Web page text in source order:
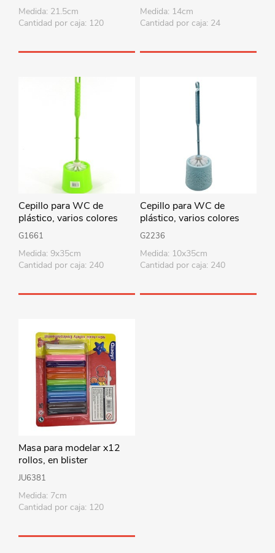
Medida: 21.5cm
Cantidad por caja: 120
Medida: 14cm
Cantidad por caja: 24
Cepillo para WC de
plástico, varios colores
G1661
Medida: 9x35cm
Cantidad por caja: 240
Cepillo para WC de
plástico, varios colores
G2236
Medida: 10x35cm
Cantidad por caja: 240
Masa para modelar x12
rollos, en blister
JU6381
Medida: 7cm
Cantidad por caja: 120